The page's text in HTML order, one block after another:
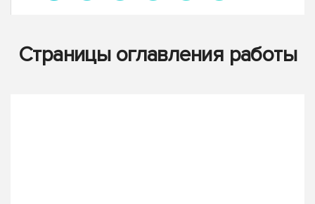
Страницы оглавления работы